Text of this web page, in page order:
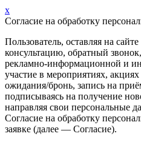
x
Согласие на обработку
Пользователь, оставляя на
консультацию, обратный
рекламно-информационной и
участие в мероприятиях,
ожидания/бронь, запись на
подписываясь на получение
направляя свои персональные
Согласие на обработку
заявке (далее — Согласие).